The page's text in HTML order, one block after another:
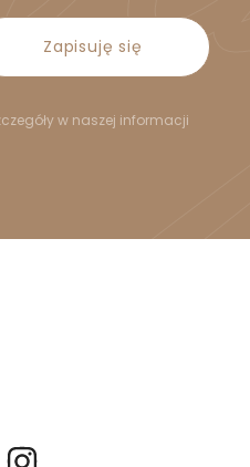
Zapisuję się
w naszej informacji